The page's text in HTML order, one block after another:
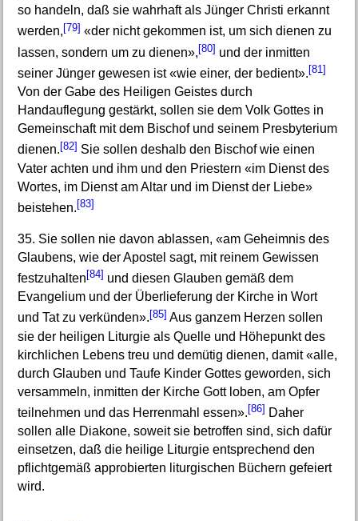
so handeln, daß sie wahrhaft als Jünger Christi erkannt
werden,[79] «der nicht gekommen ist, um sich dienen zu
lassen, sondern um zu dienen»,[80] und der inmitten
seiner Jünger gewesen ist «wie einer, der bedient». [81]
Von der Gabe des Heiligen Geistes durch
Handauflegung gestärkt, sollen sie dem Volk Gottes in
Gemeinschaft mit dem Bischof und seinem Presbyterium
dienen.[82] Sie sollen deshalb den Bischof wie einen
Vater achten und ihm und den Priestern «im Dienst des
Wortes, im Dienst am Altar und im Dienst der Liebe»
beistehen.[83]
35. Sie sollen nie davon ablassen, «am Geheimnis des
Glaubens, wie der Apostel sagt, mit reinem Gewissen
festzuhalten [84] und diesen Glauben gemäß dem
Evangelium und der Überlieferung der Kirche in Wort
und Tat zu verkünden».[85] Aus ganzem Herzen sollen
sie der heiligen Liturgie als Quelle und Höhepunkt des
kirchlichen Lebens treu und demütig dienen, damit «alle,
durch Glauben und Taufe Kinder Gottes geworden, sich
versammeln, inmitten der Kirche Gott loben, am Opfer
teilnehmen und das Herrenmahl essen».[86] Daher
sollen alle Diakone, soweit sie betroffen sind, sich dafür
einsetzen, daß die heilige Liturgie entsprechend den
pflichtgemäß approbierten liturgischen Büchern gefeiert
wird.